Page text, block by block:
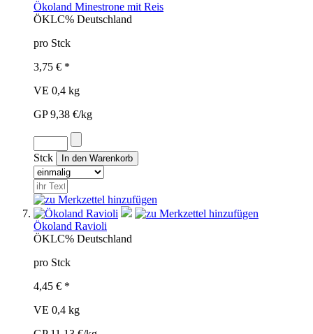
Ökoland Minestrone mit Reis
ÖKLC% Deutschland
pro Stck
3,75 € *
VE 0,4 kg
GP 9,38 €/kg
Stck
Ökoland Ravioli
ÖKLC% Deutschland
pro Stck
4,45 € *
VE 0,4 kg